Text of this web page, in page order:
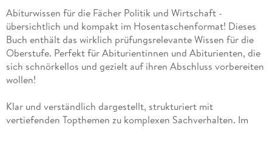
Abiturwissen für die Fächer Politik und Wirtschaft -
übersichtlich und kompakt im Hosentaschenformat! Dieses
Buch enthält das wirklich prüfungsrelevante Wissen für die
Oberstufe. Perfekt für Abiturientinnen und Abiturienten, die
sich schnörkellos und gezielt auf ihren Abschluss vorbereiten
wollen!
Klar und verständlich dargestellt, strukturiert mit
vertiefenden Topthemen zu komplexen Sachverhalten. Im